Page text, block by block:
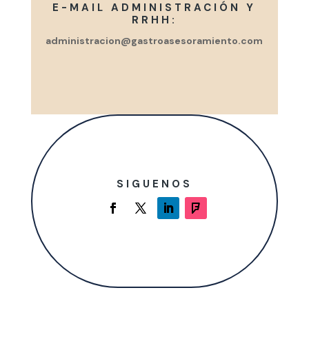
E-MAIL ADMINISTRACIÓN Y
RRHH:
administracion@gastroasesoramiento.com
SIGUENOS